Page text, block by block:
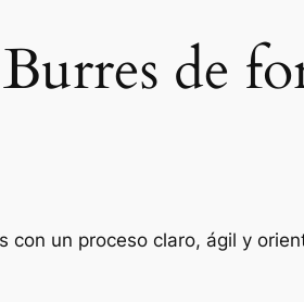
de
un proceso claro, ágil y